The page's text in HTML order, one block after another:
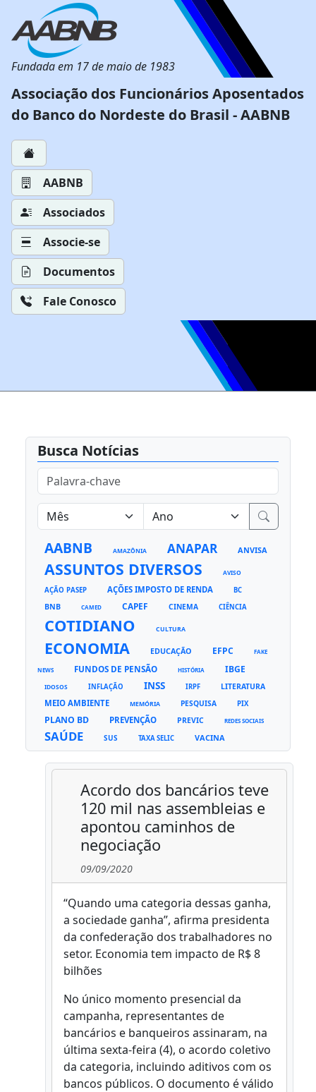
Fundada em 17 de maio de 1983
Associação dos Funcionários Aposentados
do Banco do Nordeste do Brasil - AABNB
AABNB
Associados
Associe-se
Documentos
Fale Conosco
Busca Notícias
AABNB AMAZÔNIA ANAPAR ANVISA
ASSUNTOS DIVERSOS AVISO
AÇÃO PASEP AÇÕES IMPOSTO DE RENDA BC
BNB CAMED CAPEF CINEMA CIÊNCIA
COTIDIANO CULTURA
ECONOMIA EDUCAÇÃO EFPC FAKE
NEWS FUNDOS DE PENSÃO HISTÓRIA IBGE
IDOSOS INFLAÇÃO INSS IRPF LITERATURA
MEIO AMBIENTE MEMÓRIA PESQUISA PIX
PLANO BD PREVENÇÃO PREVIC REDES SOCIAIS
SAÚDE SUS TAXA SELIC VACINA
Acordo dos bancários teve
120 mil nas assembleias e
apontou caminhos de
negociação
09/09/2020
“Quando uma categoria dessas ganha,
a sociedade ganha”, afirma presidenta
da confederação dos trabalhadores no
setor. Economia tem impacto de R$ 8
bilhões
No único momento presencial da
campanha, representantes de
bancários e banqueiros assinaram, na
última sexta-feira (4), o acordo coletivo
da categoria, incluindo aditivos com os
bancos públicos. O documento é válido